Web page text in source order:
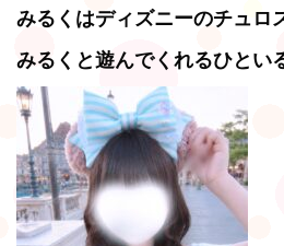
みるくはディズニーのチュロ
みるくと遊んでくれるひとい